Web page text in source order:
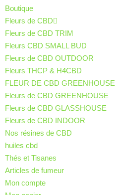
Boutique
Fleurs de CBD
Fleurs de CBD TRIM
Fleurs CBD SMALL BUD
Fleurs de CBD OUTDOOR
Fleurs THCP & H4CBD
FLEUR DE CBD
Fleurs de CBD GREENHOUSE
Fleurs de CBD GLASSHOUSE
Fleurs de CBD INDOOR
Nos résines de CBD
huiles cbd
Thés et Tisanes
Articles de fumeur
Mon compte